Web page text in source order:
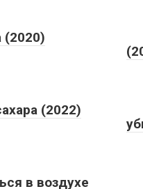
(2020)
(2022)
в воздухе